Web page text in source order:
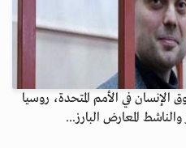
في الأمم المتحدة، روسيا
المعارض البارز...